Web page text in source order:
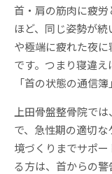
首・肩の筋肉に疲
ほど、同じ姿勢が
や極端に疲れた夜
です。つまり寝違え
「首の状態の通信
上田骨盤整骨院で
で、急性期の適切
境づくりまでサポ
る方は、首からの